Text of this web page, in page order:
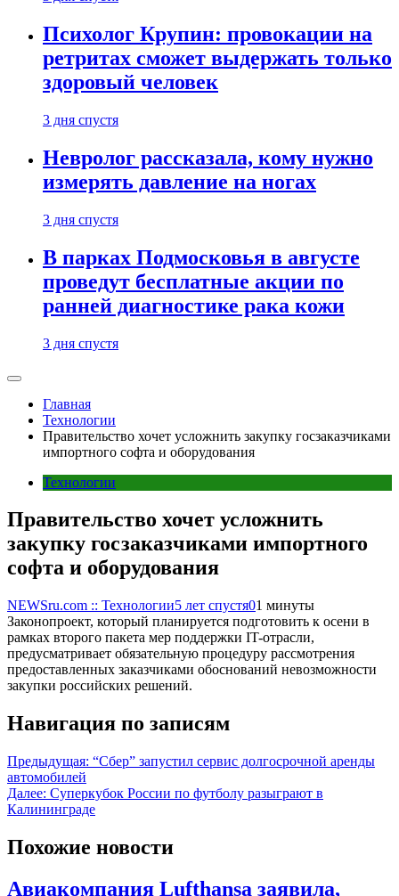
Психолог Крупин: провокации на
ретритах сможет выдержать только
здоровый человек
3 дня спустя
Невролог рассказала, кому нужно
измерять давление на ногах
3 дня спустя
В парках Подмосковья в августе
проведут бесплатные акции по
ранней диагностике рака кожи
3 дня спустя
Главная
Технологии
Правительство хочет усложнить закупку госзаказчиками
импортного софта и оборудования
Технологии
Правительство хочет усложнить
закупку госзаказчиками импортного
софта и оборудования
NEWSru.com :: Технологии5 лет спустя01 минуты
Законопроект, который планируется подготовить к осени в
рамках второго пакета мер поддержки IT-отрасли,
предусматривает обязательную процедуру рассмотрения
предоставленных заказчиками обоснований невозможности
закупки российских решений.
Навигация по записям
Предыдущая: “Сбер” запустил сервис долгосрочной аренды
автомобилей
Далее: Суперкубок России по футболу разыграют в
Калининграде
Похожие новости
Авиакомпания Lufthansa заявила,